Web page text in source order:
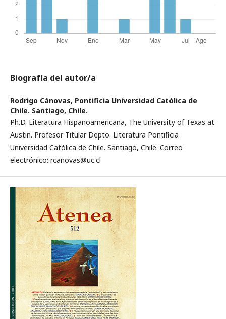
Biografía del autor/a
Rodrigo Cánovas, Pontificia Universidad Católica de
Chile. Santiago, Chile.
Ph.D. Literatura Hispanoamericana, The University of Texas at
Austin. Profesor Titular Depto. Literatura Pontificia
Universidad Católica de Chile. Santiago, Chile. Correo
electrónico: rcanovas@uc.cl